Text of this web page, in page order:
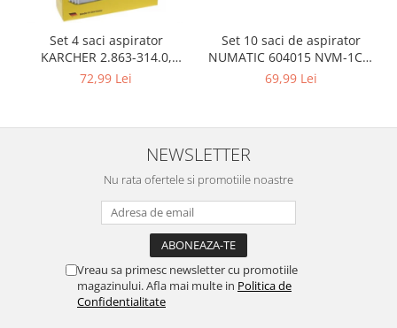
Igiena si ingrijire
Maternitate
Acvaristica
Castroane si adapatori animale
Igiena animale de companie
Mobila si transport animale de
PC, Periferice & Software
Componente PC
Desktop PC & Monitoare
Set 4 saci aspirator
KARCHER 2.863-314.0,
compatibil cu WD, KWD, SE
72,99 Lei
Set 10 saci de aspirator
NUMATIC 604015 NVM-1CH,
9L
69,99 Lei
NEWSLETTER
Nu rata ofertele si promotiile noastre
Vreau sa primesc newsletter cu promotiile
magazinului. Afla mai multe in Politica de
Confidentialitate